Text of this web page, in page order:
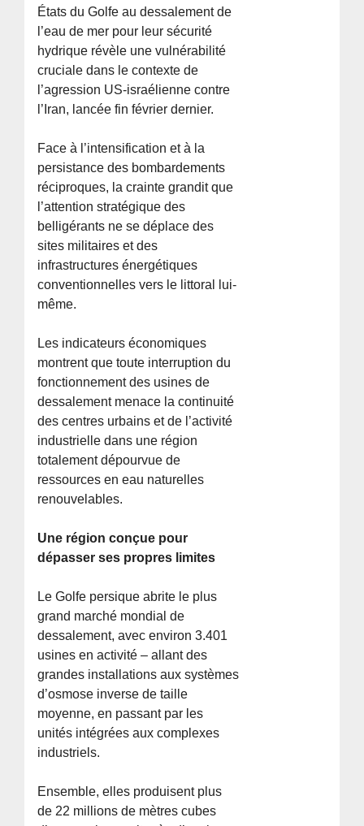
États du Golfe au dessalement de
l’eau de mer pour leur sécurité
hydrique révèle une vulnérabilité
cruciale dans le contexte de
l’agression US-israélienne contre
l’Iran, lancée fin février dernier.
Face à l’intensification et à la
persistance des bombardements
réciproques, la crainte grandit que
l’attention stratégique des
belligérants ne se déplace des
sites militaires et des
infrastructures énergétiques
conventionnelles vers le littoral lui-
même.
Les indicateurs économiques
montrent que toute interruption du
fonctionnement des usines de
dessalement menace la continuité
des centres urbains et de l’activité
industrielle dans une région
totalement dépourvue de
ressources en eau naturelles
renouvelables.
Une région conçue pour
dépasser ses propres limites
Le Golfe persique abrite le plus
grand marché mondial de
dessalement, avec environ 3.401
usines en activité – allant des
grandes installations aux systèmes
d’osmose inverse de taille
moyenne, en passant par les
unités intégrées aux complexes
industriels.
Ensemble, elles produisent plus
de 22 millions de mètres cubes